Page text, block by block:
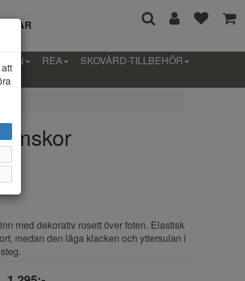
REA
SKOVÅRD-TILLBEHÖR
med dekorativ rosett över foten. Elastisk
medan den låga klacken och yttersulan i